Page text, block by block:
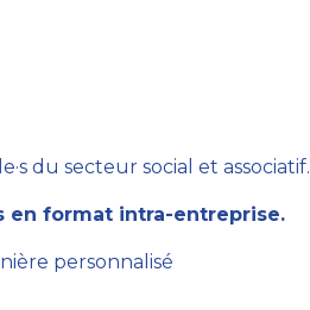
du secteur social et associatif.
en format intra-entreprise.
personnalisé